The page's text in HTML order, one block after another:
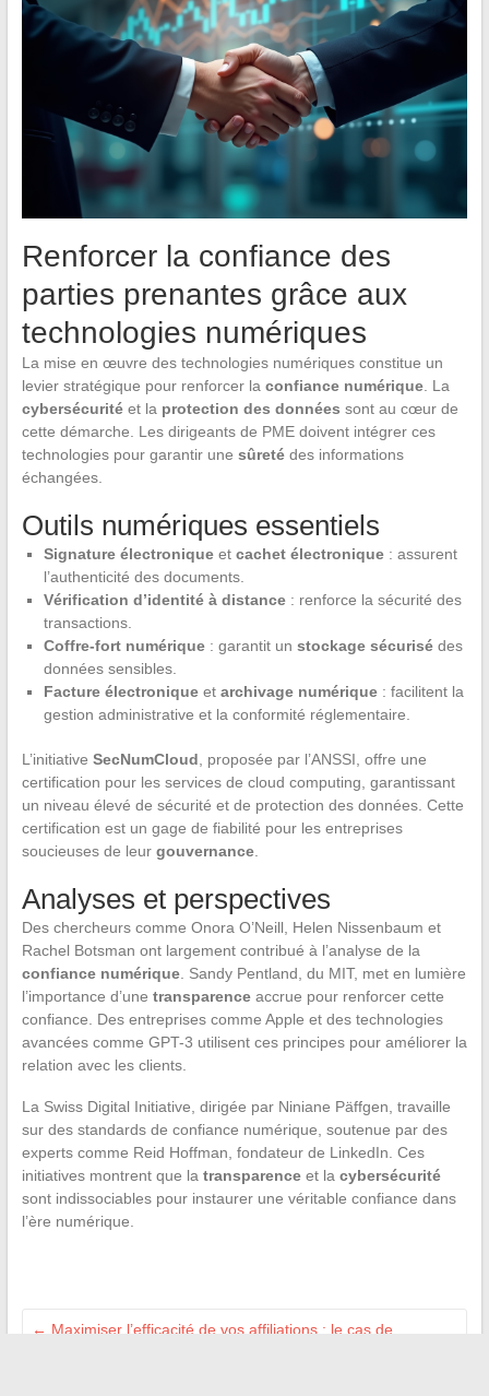
Renforcer la confiance des
parties prenantes grâce aux
technologies numériques
La mise en œuvre des technologies numériques constitue un
levier stratégique pour renforcer la confiance numérique. La
cybersécuritéet la protection des données sont au cœur de
cette démarche. Les dirigeants de PME doivent intégrer ces
technologies pour garantir une sûretédes informations
échangées.
Outils numériques essentiels
Signature électroniqueet cachet électronique: assurent
l’authenticité des documents.
Vérification d’identité à distance: renforce la sécurité des
transactions.
Coffre-fort numérique: garantit un stockage sécurisédes
données sensibles.
Facture électroniqueet archivage numérique: facilitent la
gestion administrative et la conformité réglementaire.
L’initiative SecNumCloud , proposée par l’ANSSI, offre une
certification pour les services de cloud computing, garantissant
un niveau élevé de sécurité et de protection des données. Cette
certification est un gage de fiabilité pour les entreprises
soucieuses de leur gouvernance.
Analyses et perspectives
Des chercheurs comme Onora O’Neill, Helen Nissenbaum et
Rachel Botsman ont largement contribué à l’analyse de la
confiance numérique. Sandy Pentland, du MIT, met en lumière
l’importance d’une transparenceaccrue pour renforcer cette
confiance. Des entreprises comme Apple et des technologies
avancées comme GPT-3 utilisent ces principes pour améliorer la
relation avec les clients.
La Swiss Digital Initiative, dirigée par Niniane Päffgen, travaille
sur des standards de confiance numérique, soutenue par des
experts comme Reid Hoffman, fondateur de LinkedIn. Ces
initiatives montrent que la transparenceet la cybersécurité
sont indissociables pour instaurer une véritable confiance dans
l’ère numérique.
← Maximiser l’efficacité de vos affiliations : le cas de